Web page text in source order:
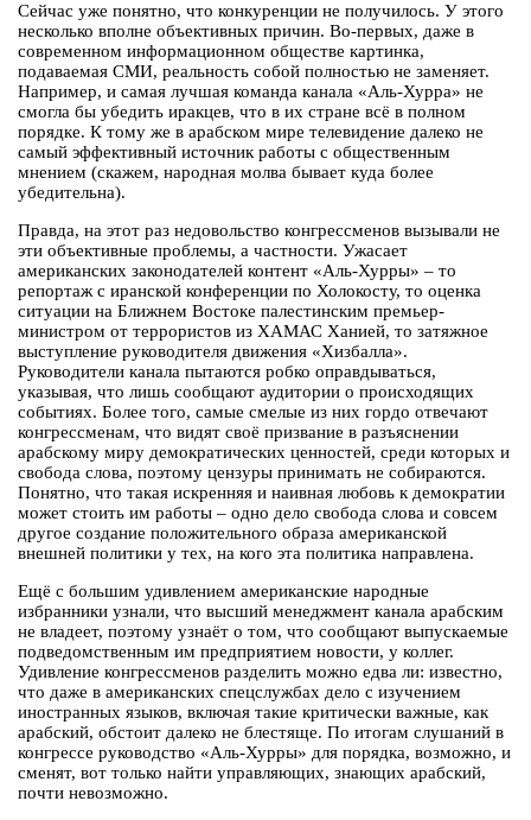
Сейчас уже понятно, что конкуренции не получилось. У этого
несколько вполне объективных причин. Во-первых, даже в
современном информационном обществе картинка,
подаваемая СМИ, реальность собой полностью не заменяет.
Например, и самая лучшая команда канала «Аль-Хурра» не
смогла бы убедить иракцев, что в их стране всё в полном
порядке. К тому же в арабском мире телевидение далеко не
самый эффективный источник работы с общественным
мнением (скажем, народная молва бывает куда более
убедительна).
Правда, на этот раз недовольство конгрессменов вызывали не
эти объективные проблемы, а частности. Ужасает
американских законодателей контент «Аль-Хурры» – то
репортаж с иранской конференции по Холокосту, то оценка
ситуации на Ближнем Востоке палестинским премьер-
министром от террористов из ХАМАС Ханией, то затяжное
выступление руководителя движения «Хизбалла».
Руководители канала пытаются робко оправдываться,
указывая, что лишь сообщают аудитории о происходящих
событиях. Более того, самые смелые из них гордо отвечают
конгрессменам, что видят своё призвание в разъяснении
арабскому миру демократических ценностей, среди которых и
свобода слова, поэтому цензуры принимать не собираются.
Понятно, что такая искренняя и наивная любовь к демократии
может стоить им работы – одно дело свобода слова и совсем
другое создание положительного образа американской
внешней политики у тех, на кого эта политика направлена.
Ещё с большим удивлением американские народные
избранники узнали, что высший менеджмент канала арабским
не владеет, поэтому узнаёт о том, что сообщают выпускаемые
подведомственным им предприятием новости, у коллег.
Удивление конгрессменов разделить можно едва ли: известно,
что даже в американских спецслужбах дело с изучением
иностранных языков, включая такие критически важные, как
арабский, обстоит далеко не блестяще. По итогам слушаний в
конгрессе руководство «Аль-Хурры» для порядка, возможно, и
сменят, вот только найти управляющих, знающих арабский,
почти невозможно.